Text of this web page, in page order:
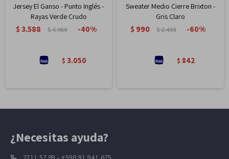
Jersey El Ganso - Punto Inglés -
Rayas Verde Crudo
$3.588 $5.980 40
$ 3.050
Sweater Medio Cierre Brixton -
Gris Claro
$990 $2.490 60
$ 842
¿Necesitas ayuda?